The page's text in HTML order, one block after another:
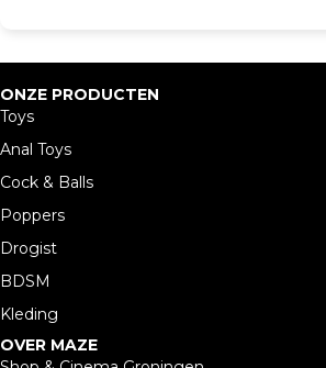
ONZE PRODUCTEN
Toys
Anal Toys
Cock & Balls
Poppers
Drogist
BDSM
Kleding
OVER MAZE